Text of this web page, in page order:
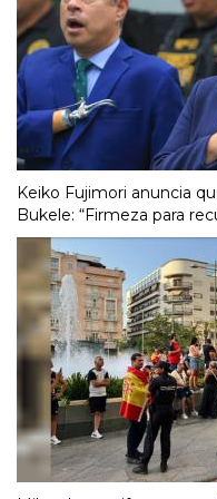
Keiko Fujimori anuncia
Bukele: “Firmeza para